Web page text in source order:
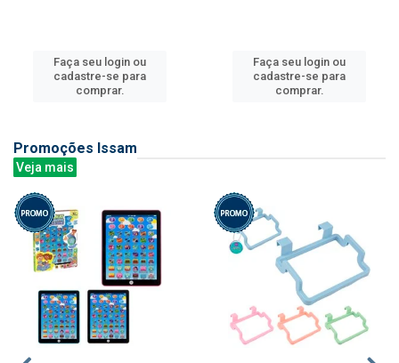
Faça seu login ou
cadastre-se para
comprar.
Faça seu login ou
cadastre-se para
comprar.
Promoções Issam
Veja mais